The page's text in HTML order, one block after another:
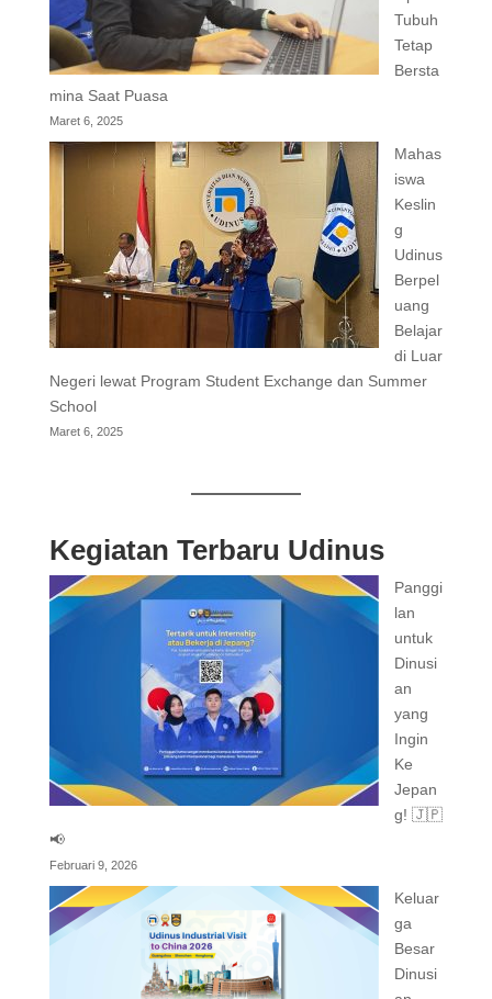
Tubuh
Tetap
Bersta
mina Saat Puasa
Maret 6, 2025
Mahas
iswa
Keslin
g
Udinus
Berpel
uang
Belajar
di Luar
Negeri lewat Program Student Exchange dan Summer
School
Maret 6, 2025
Kegiatan Terbaru Udinus
Panggi
lan
untuk
Dinusi
an
yang
Ingin
Ke
Jepan
g! 🇯🇵
📢
Februari 9, 2026
Keluar
ga
Besar
Dinusi